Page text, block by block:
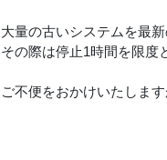
大量の古いシステムを最
その際は停止1時間を限度
ご不便をおかけいたしま